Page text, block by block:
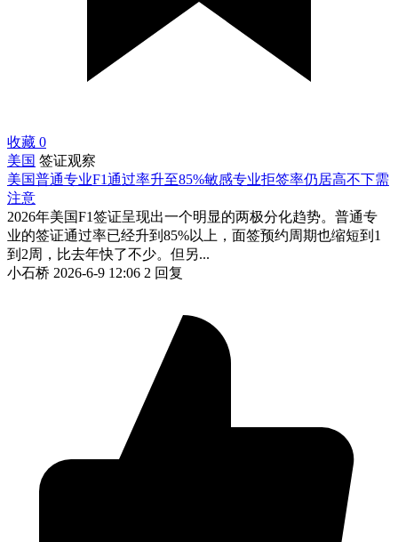
收藏 0
美国 签证观察
美国普通专业F1通过率升至85%敏感专业拒签率仍居高不下需
注意
2026年美国F1签证呈现出一个明显的两极分化趋势。普通专
业的签证通过率已经升到85%以上，面签预约周期也缩短到1
到2周，比去年快了不少。但另...
小石桥 2026-6-9 12:06 2 回复